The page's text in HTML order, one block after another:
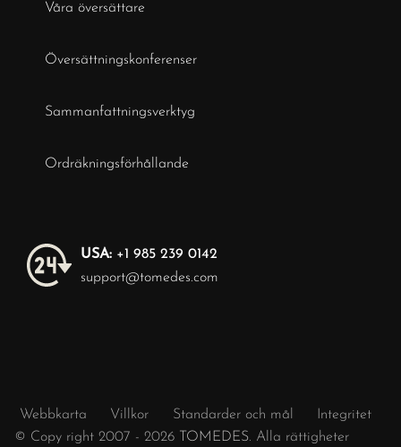
Våra översättare
Översättningskonferenser
Sammanfattningsverktyg
Ordräkningsförhållande
USA: +1 985 239 0142
support@tomedes.com
Webbkarta Villkor Standarder och mål
Integritet
© Copy right 2007 - 2026
TOMEDES. Alla rättigheter